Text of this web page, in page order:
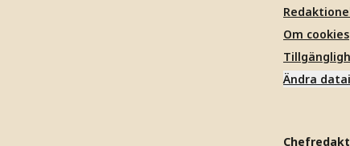
Om cookies
Ändra